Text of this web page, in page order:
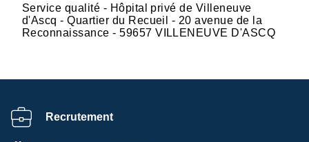
Service qualité - Hôpital privé de Villeneuve
d'Ascq - Quartier du Recueil - 20 avenue de la
Reconnaissance - 59657 VILLENEUVE D'ASCQ
Recrutement